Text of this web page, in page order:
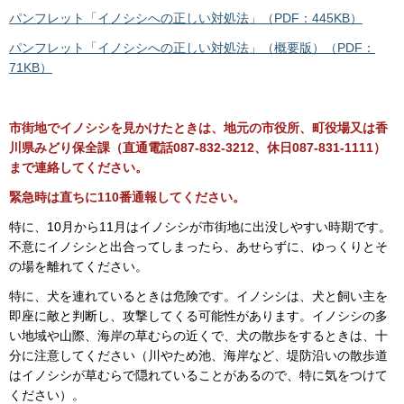
パンフレット「イノシシへの正しい対処法」（PDF：445KB）
パンフレット「イノシシへの正しい対処法」（概要版）（PDF：
71KB）
市街地でイノシシを見かけたときは、地元の市役所、町役場又は香
川県みどり保全課（直通電話087-832-3212、休日087-831-1111）
まで連絡してください。
緊急時は直ちに110番通報してください。
特に、10月から11月はイノシシが市街地に出没しやすい時期です。
不意にイノシシと出合ってしまったら、あせらずに、ゆっくりとそ
の場を離れてください。
特に、犬を連れているときは危険です。イノシシは、犬と飼い主を
即座に敵と判断し、攻撃してくる可能性があります。イノシシの多
い地域や山際、海岸の草むらの近くで、犬の散歩をするときは、十
分に注意してください（川やため池、海岸など、堤防沿いの散歩道
はイノシシが草むらで隠れていることがあるので、特に気をつけて
ください）。